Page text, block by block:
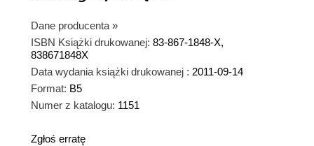
Dane producenta »
ISBN Książki drukowanej: 83-867-1848-X,
838671848X
Data wydania książki drukowanej : 2011-09-14
Format: B5
Numer z katalogu: 1151
Zgłoś erratę